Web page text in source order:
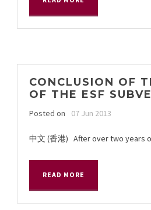
CONCLUSION OF
OF THE ESF
Posted on 07 Jun 2013
中文 (香港) After over two years
READ MORE